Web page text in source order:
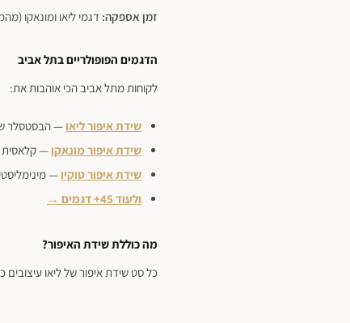
זמן אספקה: דגמי ליאו ומונאקו (מהמלאי) — 20–35 ימי עסקים. שאר
הדגמים הפופולריים בתל אביב
לקוחות מתל אביב הכי אוהבות את:
שידת איפור ליאו — הבסטסלר שלנו, 150 ס"מ,
שידת איפור מונאקו — קלאסית
שידת איפור טוקיו —
ולעוד 45+ דגמים →
מה כוללת שידת האיפור?
כל סט שידת איפור של ליאו עיצובים